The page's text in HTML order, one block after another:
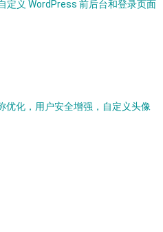
定义 WordPress 前后台和登录页面
优化，用户安全增强，自定义头像